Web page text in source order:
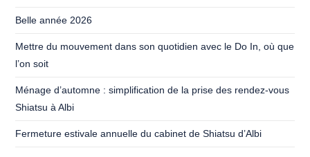
Belle année 2026
Mettre du mouvement dans son quotidien avec le Do In, où que
l’on soit
Ménage d’automne : simplification de la prise des rendez-vous
Shiatsu à Albi
Fermeture estivale annuelle du cabinet de Shiatsu d’Albi